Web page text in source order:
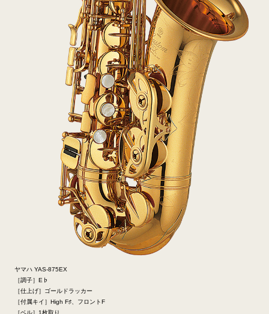
ヤマハ YAS-875EX
［調子］E♭
［仕上げ］ゴールドラッカー
［付属キイ］High F♯、フロントF